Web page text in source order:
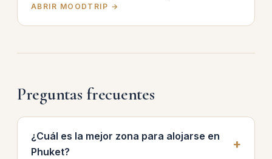
ABRIR MOODTRIP →
Preguntas frecuentes
¿Cuál es la mejor zona para alojarse en
Phuket?